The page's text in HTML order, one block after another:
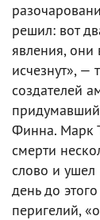
решил: вот
явления, они
исчезнут», —
создателей
Финна. Марк
смерти
слово и ушел
день до
перигелий,